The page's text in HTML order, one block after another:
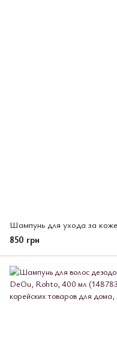
850 грн